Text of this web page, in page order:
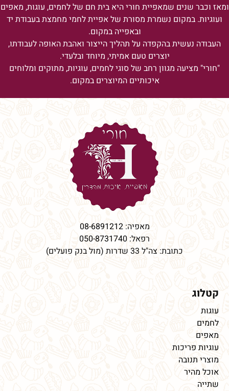
ומאז וכבר שנים שמאפיית חורי היא בית חם של לחמים, עוגות, מאפים
ועוגיות. במקום נשמרת מסורת של אפיית לחמי מחמצת בעבודת יד
ובאפייה במקום.
העבודה נעשית בהקפדה על תהליך הייצור ואהבת האופה לעבודתו,
יוצרים טעם אמיתי, מיוחד ובלעדי.
"חורי" מציעה מגוון רחב של סוגי לחמים, עוגיות, מתוקים ומלוחים
איכותיים המיוצרים במקום.
מאפיה:08-6891212
רפאל: 050-8731740
כתובת: צה"ל 33 שדרות (מול בנק פועלים)
קטלוג
עוגות
לחמים
מאפים
עוגיות פריכות
מוצרי תנובה
אוכל מהיר
שתייה